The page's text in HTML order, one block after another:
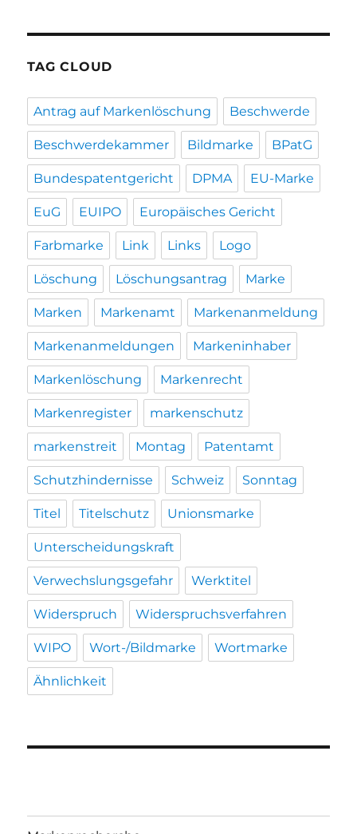
TAG CLOUD
Antrag auf Markenlöschung Beschwerde
Beschwerdekammer Bildmarke BPatG
Bundespatentgericht DPMA EU-Marke
EuG EUIPO Europäisches Gericht
Farbmarke Link Links Logo
Löschung Löschungsantrag Marke
Marken Markenamt Markenanmeldung
Markenanmeldungen Markeninhaber
Markenlöschung Markenrecht
Markenregister markenschutz
markenstreit Montag Patentamt
Schutzhindernisse Schweiz Sonntag
Titel Titelschutz Unionsmarke
Unterscheidungskraft
Verwechslungsgefahr Werktitel
Widerspruch Widerspruchsverfahren
WIPO Wort-/Bildmarke Wortmarke
Ähnlichkeit